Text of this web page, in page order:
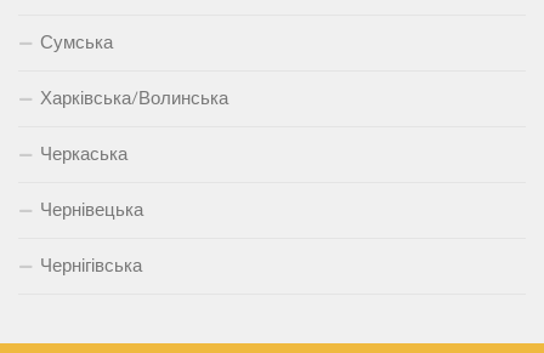
Сумська
Харківська/Волинська
Черкаська
Чернівецька
Чернігівська